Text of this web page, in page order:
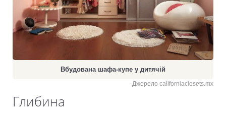
Вбудована шафа-купе у дитячій
Джерело californiaclosets.mx
Глибина